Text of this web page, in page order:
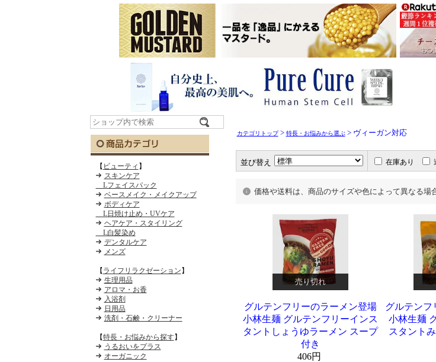
【 ビューティ 】
スキンケア
Lフェイスパック
ベースメイク・メイクアップ
ボディケア
L日焼け止め・UVケア
ヘアケア・スタイリング
L白髪染め
デンタルケア
メンズ
【 ライフリラクゼーション 】
生理用品
アロマ・お香
入浴剤
日用品
洗剤・石鹸・クリーナー
【特長・お悩みから探す】
うるおいをプラス
オーガニック
カテゴリトップ> 特長・お悩みから選ぶ> ヴィーガン対応
並び替え 在庫あり
価格や送料は、商品のサイズや色によって異なる場
売り切れ
グルテンフリーのラーメン登場
小林生麺 グルテンフリーインス
タントしょうゆラーメン スープ
付き
406円
グルテンフ
小林生麺
スタント